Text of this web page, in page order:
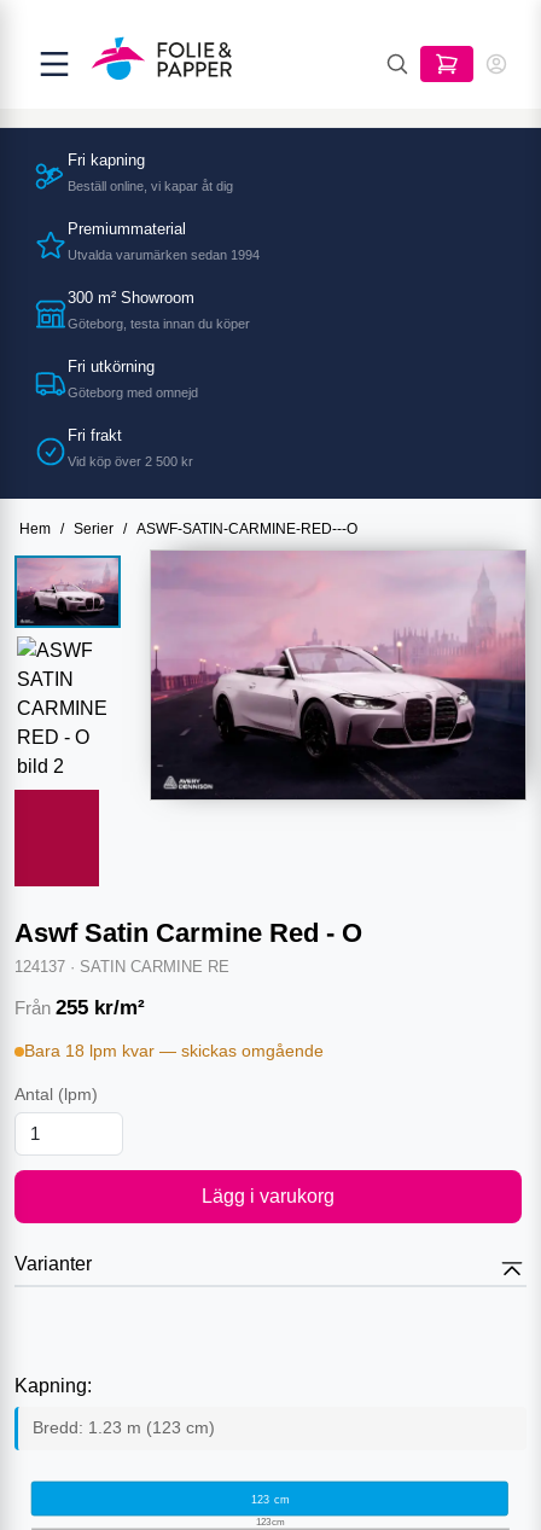
Fri kapning
Beställ online, vi kapar åt dig
Premiummaterial
Utvalda varumärken sedan 1994
300 m² Showroom
Göteborg, testa innan du köper
Fri utkörning
Göteborg med omnejd
Fri frakt
Vid köp över 2 500 kr
Hem / Serier / ASWF-SATIN-CARMINE-RED---O
Aswf Satin Carmine Red - O
124137 · SATIN CARMINE RE
Från 255 kr/m²
Bara 18 lpm kvar — skickas omgående
Antal (lpm)
Lägg i varukorg
Varianter
Kapning:
Bredd: 1.23 m (123 cm)
123 cm
123cm